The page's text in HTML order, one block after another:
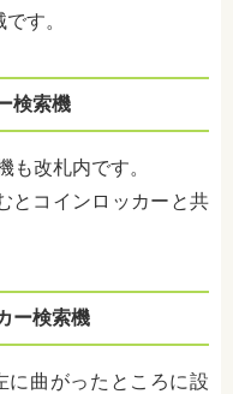
す。
検索機
も改札内です。
とコインロッカーと共
ー検索機
に曲がったところに設